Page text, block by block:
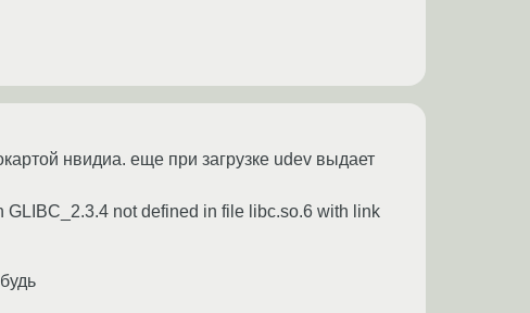
нвидиа. еще при загрузке udev выдает
not defined in file libc.so.6 with link